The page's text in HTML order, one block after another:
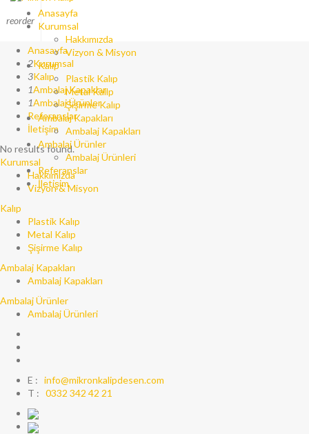
Anasayfa
2Kurumsal
3Kalıp
1Ambalaj Kapakları
1Ambalaj Ürünler
Referanslar
İletişim
No results found.
Kurumsal
Hakkımızda
Vizyon & Misyon
Kalıp
Plastik Kalıp
Metal Kalıp
Şişirme Kalıp
Ambalaj Kapakları
Ambalaj Kapakları
Ambalaj Ürünler
Ambalaj Ürünleri
E : info@mikronkalipdesen.com
T : 0332 342 42 21
reorder
Anasayfa
Kurumsal
Hakkımızda
Vizyon & Misyon
Kalıp
Plastik Kalıp
Metal Kalıp
Şişirme Kalıp
Ambalaj Kapakları
Ambalaj Kapakları
Ambalaj Ürünler
Ambalaj Ürünleri
Referanslar
İletişim